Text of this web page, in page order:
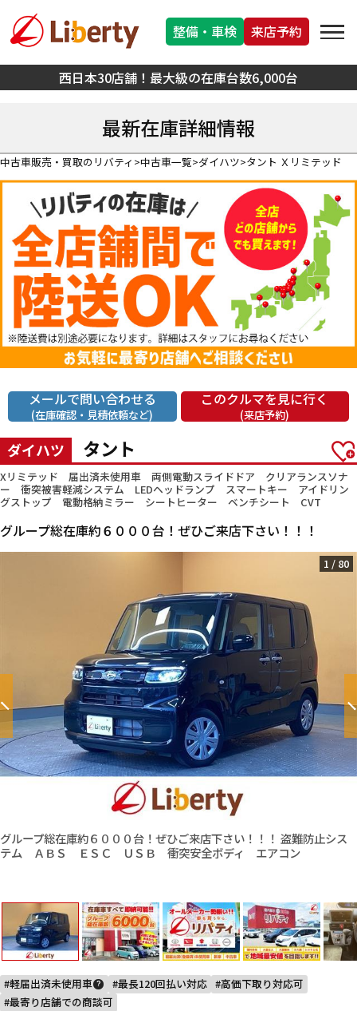
西日本30店舗！最大級の在庫台数6,000台
整備・車検 来店予約
最新在庫詳細情報
中古車販売・買取のリバティ 中古車一覧 ダイハツ タント Ｘリミテッド
メールで問い合わせる
(在庫確認・見積依頼など)
このクルマを見に行く
(来店予約)
ダイハツ タント
Xリミテッド 届出済未使用車 両側電動スライドドア クリアランスソナ
ー 衝突被害軽減システム LEDヘッドランプ スマートキー アイドリン
グストップ 電動格納ミラー シートヒーター ベンチシート CVT
グループ総在庫約６０００台！ぜひご来店下さい！！！
グループ総在庫約６０００台！ぜひご来店下さい！！！ 盗難防止シス
テム ＡＢＳ ＥＳＣ ＵＳＢ 衝突安全ボディ エアコン
1 / 80
軽届出済未使用車 ? 最長120回払い対応
高価下取り対応可
最寄り店舗での商談可